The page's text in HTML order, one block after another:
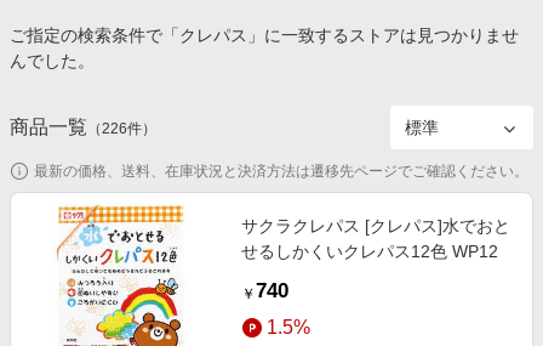
百貨店・総合ECモール
食品・スイーツ・お酒
コスメ・健康・医薬品
キッズ・ベビー用品
家電・PC・スマホ・カメラ
エンタメ
イベント一覧
初回購入者限定特典
対象ストア新規限定特典
新着ストアのご紹介
電子書籍特集
楽天ペイ導入ストア
楽天サービス特集
楽天IDでログイン/会員登録
ご指定の検索条件で「クレパス」に一致するストアは見つかりませ
んでした。
商品一覧 （226件）
最新の価格、送料、在庫状況と決済方法は遷移先ページでご確認ください。
サクラクレパス [クレパス]水でおと
せるしかくいクレパス12色 WP12
￥ 740
1.5%